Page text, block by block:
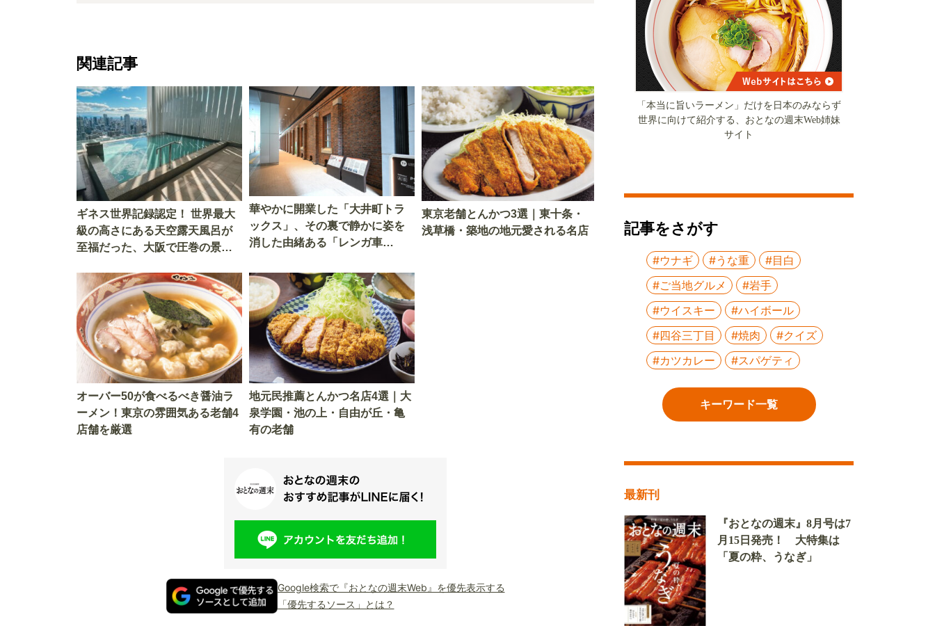
関連記事
ギネス世界記録認定！ 世界最大
級の高さにある天空露天風呂が
至福だった、大阪で圧巻の景色
華やかに開業した「大井町トラ
ックス」、その裏で静かに姿を
消した由緒ある「レンガ車
ツ”だった
東京老舗とんかつ3選｜東十条・
浅草橋・築地の地元愛される名店
オーバー50が食べるべき醤油ラ
ーメン！東京の雰囲気ある老舗4
店舗を厳選
地元民推薦とんかつ名店4選｜大
泉学園・池の上・自由が丘・亀
有の老舗
Google検索で『おとなの週末Web』を優先表示する
「優先するソース」とは？
「本当に旨いラーメン」だけを日本のみならず
世界に向けて紹介する、おとなの週末Web姉妹
サイト
記事をさがす
#ウナギ #うな重
#目白
#ご当地グルメ
#岩手
#ウイスキー
#ハイボール
#四谷三丁目
#焼肉
#クイズ
#カツカレー
#スパゲティ
キーワード一覧
最新刊
『おとなの週末』8月号は7
月15日発売！ 大特集は
「夏の粋、うなぎ」